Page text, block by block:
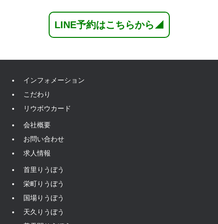
LINE予約はこちらから◢
インフォメーション
こだわり
リウボウカード
会社概要
お問い合わせ
求人情報
首里りうぼう
栄町りうぼう
国場りうぼう
天久りうぼう